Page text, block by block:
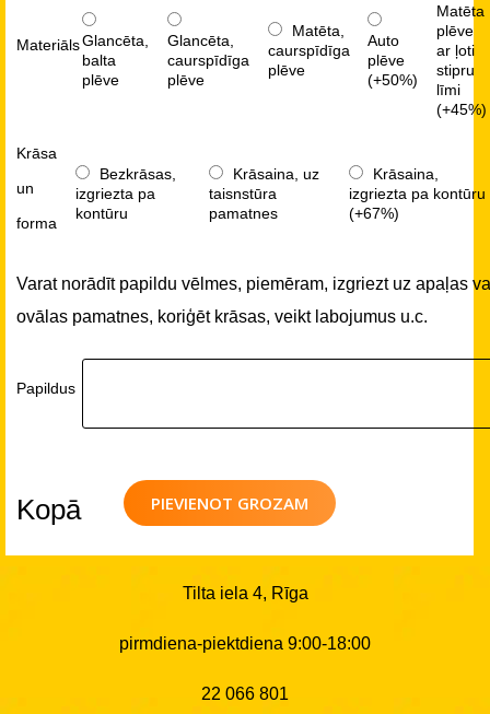
MateriālsGlancēta,
balta
plēve
Glancēta,
caurspīdīga
plēve
Matēta,
caurspīdīga
plēve
Auto
plēve
(+50%)
Matēta
plēve
ar ļoti
stipru
līmi
(+45%)
Krāsa
un
forma
Bezkrāsas,
izgriezta pa
kontūru
Krāsaina, uz
taisnstūra
pamatnes
Krāsaina,
izgriezta pa kontūru
(+67%)
Varat norādīt papildu vēlmes, piemēram, izgriezt uz apaļas
ovālas pamatnes, koriģēt krāsas, veikt labojumus u.c.
Papildus
PIEVIENOT GROZAM
Kopā
Tilta iela 4, Rīga
pirmdiena-piektdiena 9:00-18:00
22 066 801